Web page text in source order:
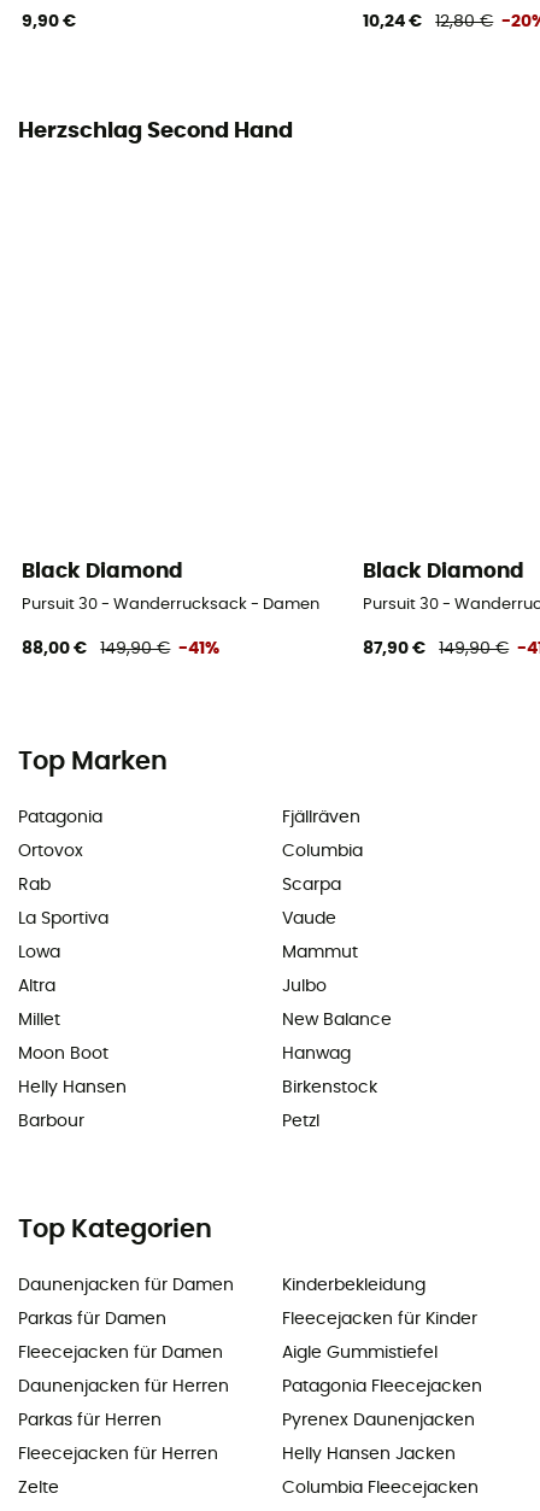
9,90 € 10,24 € 12,80 € -
Herzschlag Second Hand
Black Diamond
Pursuit 30 - Wanderrucksack - Damen
88,00 € 149,90 € -41%
Black Diamond
Pursuit 30 -
87,90 € 149,90 € -
Top Marken
Patagonia
Ortovox
Rab
La Sportiva
Lowa
Altra
Millet
Moon Boot
Helly Hansen
Barbour
Fjällräven
Columbia
Scarpa
Vaude
Mammut
Julbo
New Balance
Hanwag
Birkenstock
Petzl
Top Kategorien
Daunenjacken für Damen
Parkas für Damen
Fleecejacken für Damen
Daunenjacken für Herren
Parkas für Herren
Fleecejacken für Herren
Zelte
Kinderbekleidung
Fleecejacken für Kinder
Aigle Gummistiefel
Patagonia Fleecejacken
Pyrenex Daunenjacken
Helly Hansen Jacken
Columbia Fleecejacken